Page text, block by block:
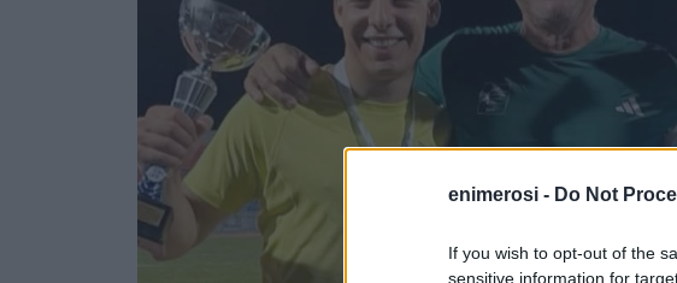
enimerosi - Do Not
If you wish to opt-out of the
sensitive information for